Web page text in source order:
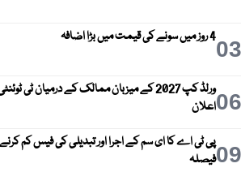
034 روز میں سونے کی قیمت میں بڑا اضافہ
06
ورلڈ کپ 2027 کے میزبان ممالک کے درمیان ٹی
اعلان
09پی ٹی اے کا ای سم کے اجرا اور تبدیلی کی فیس کم
فیصلہ